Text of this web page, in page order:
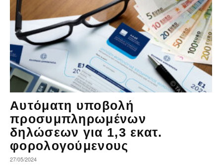
Αυτόματη υποβολή
προσυμπληρωμένων
δηλώσεων για 1,3 εκατ.
φορολογούμενους
27/05/2024